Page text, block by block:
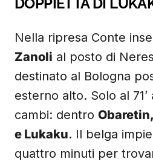
Nella ripresa Conte
Zanoli al posto di
destinato al Bologna
esterno alto. Solo al
cambi: dentro
e Lukaku. Il belga
quattro minuti per